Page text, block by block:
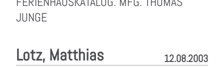
JUNGE
Lotz, Matthias 12.08.2003